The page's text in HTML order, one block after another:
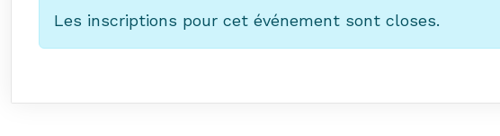
Les inscriptions pour cet événement sont closes.